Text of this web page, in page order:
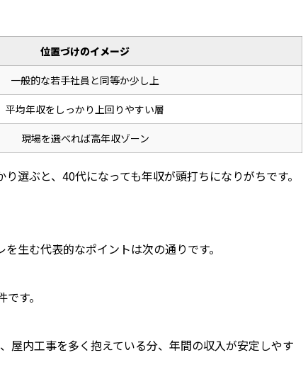
位置づけのイメージ
一般的な若手社員と同等か少し上
平均年収をしっかり上回りやすい層
現場を選べれば高年収ゾーン
選ぶと、40代になっても年収が頭打ちになりがちです。
生む代表的なポイントは次の通りです。
す。
屋内工事を多く抱えている分、年間の収入が安定しやす